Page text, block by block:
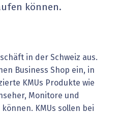
können.
in der Schweiz aus.
Business Shop ein, in
KMUs Produkte wie
Monitore und
KMUs sollen bei